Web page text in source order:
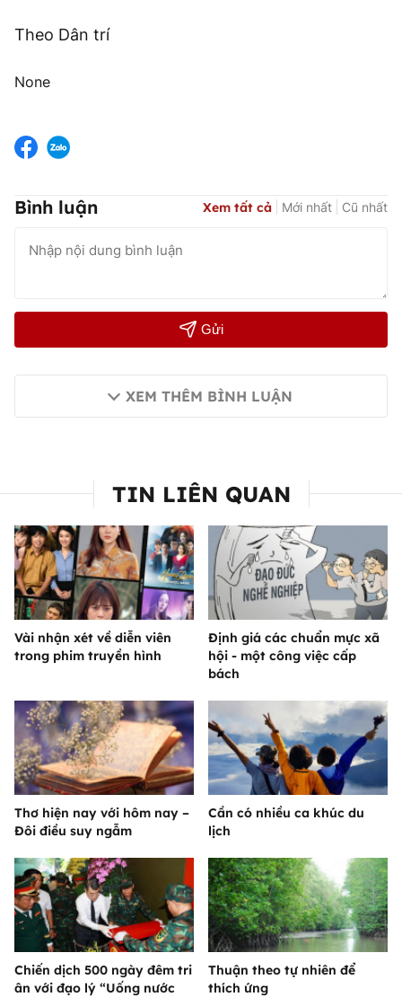
Theo Dân trí
None
Bình luận Xem tất cả Mới nhất Cũ nhất
Gửi
XEM THÊM BÌNH LUẬN
TIN LIÊN QUAN
Vài nhận xét về diễn viên
trong phim truyền hình
Định giá các chuẩn mực xã
hội - một công việc cấp
bách
Thơ hiện nay với hôm nay –
Đôi điều suy ngẫm
Cần có nhiều ca khúc du
lịch
Chiến dịch 500 ngày đêm tri
ân với đạo lý “Uống nước
Thuận theo tự nhiên để
thích ứng